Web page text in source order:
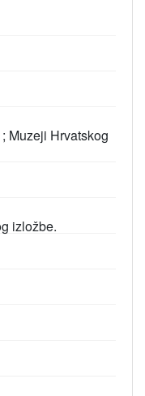
Muzeji Hrvatskog
izložbe.